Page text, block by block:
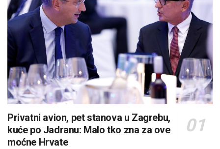
Privatni avion, pet stanova u Zagrebu,
kuće po Jadranu: Malo tko zna za ove
moćne Hrvate